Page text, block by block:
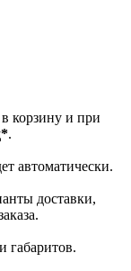
и при
.
автоматически.
доставки,